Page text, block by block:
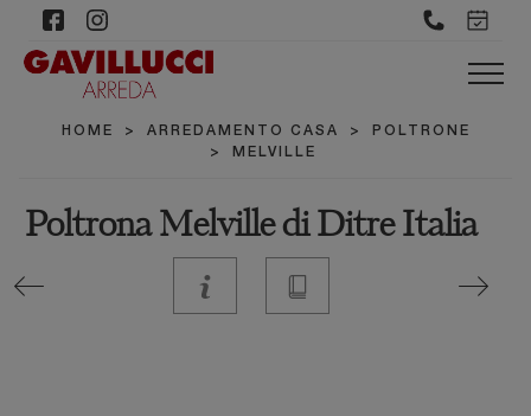
HOME > ARREDAMENTO CASA >
POLTRONE
>
MELVILLE
Poltrona Melville di Ditre Italia